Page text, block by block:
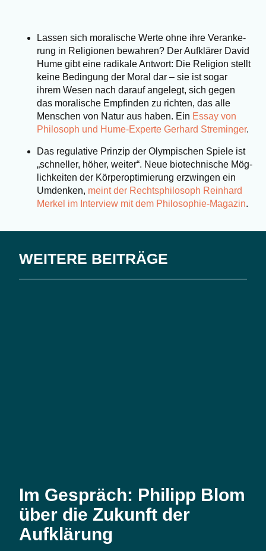
Las­sen sich mora­li­sche Wer­te ohne ihre Ver­an­ke­
rung in Reli­gio­nen bewah­ren? Der Auf­klä­rer David
Hume gibt eine radi­ka­le Ant­wort: Die Reli­gi­on stellt
kei­ne Bedin­gung der Moral dar – sie ist sogar
ihrem Wesen nach dar­auf ange­legt, sich gegen
das mora­li­sche Emp­fin­den zu rich­ten, das alle
Men­schen von Natur aus haben. Ein Essay von
Phi­lo­soph und Hume-Exper­te Ger­hard Stre­min­ger.
Das regu­la­ti­ve Prin­zip der Olym­pi­schen Spie­le ist
„schnel­ler, höher, wei­ter“. Neue bio­tech­ni­sche Mög­
lich­kei­ten der Kör­per­op­ti­mie­rung erzwin­gen ein
Umden­ken, meint der Rechts­phi­lo­soph Rein­hard
Mer­kel im Inter­view mit dem Phi­lo­so­phie-Maga­zin.
WEITERE BEITRÄGE
Im Gespräch: Philipp Blom
über die Zukunft der
Aufklärung